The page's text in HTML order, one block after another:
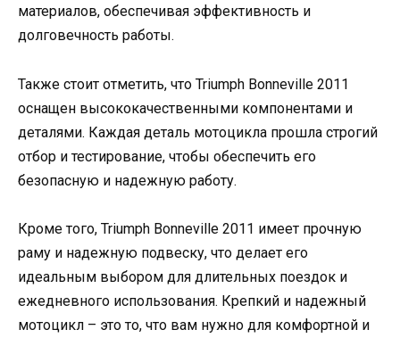
материалов, обеспечивая эффективность и
долговечность работы.
Также стоит отметить, что Triumph Bonneville 2011
оснащен высококачественными компонентами и
деталями. Каждая деталь мотоцикла прошла строгий
отбор и тестирование, чтобы обеспечить его
безопасную и надежную работу.
Кроме того, Triumph Bonneville 2011 имеет прочную
раму и надежную подвеску, что делает его
идеальным выбором для длительных поездок и
ежедневного использования. Крепкий и надежный
мотоцикл – это то, что вам нужно для комфортной и